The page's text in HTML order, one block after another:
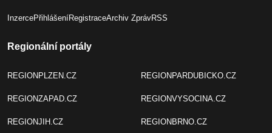
InzercePřihlášeníRegistraceArchiv ZprávRSS
Regionální portály
REGIONPLZEN.CZ
REGIONZAPAD.CZ
REGIONJIH.CZ
REGIONPARDUBICKO.CZ
REGIONVYSOCINA.CZ
REGIONBRNO.CZ